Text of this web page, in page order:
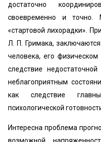
достаточно
своевременно и точно.
«стартовой лихорадки».
Л. П. Гримака,
человека, его
следствие
неблагоприятным
как следствие
психологической
Интересна проблема